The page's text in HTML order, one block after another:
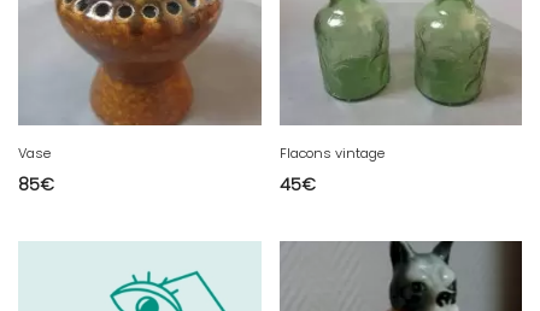
Vase
85€
Flacons vintage
45€